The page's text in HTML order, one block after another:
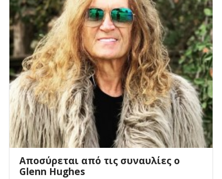
Αποσύρεται από τις συναυλίες ο
Glenn Hughes